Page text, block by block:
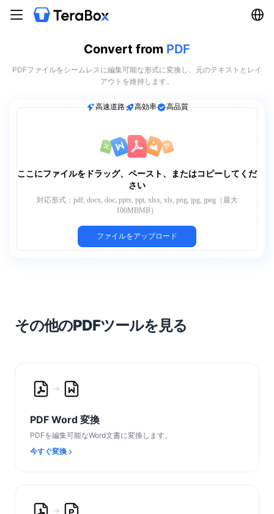
Convert from PDF
PDFファイルをシームレスに編集可能な形式に変換し、元のテキストとレイ
アウトを維持します。
高速道路 高効率 高品質
ここにファイルをドラッグ、ペースト、またはコピーしてくだ
さい
対応形式：pdf, docx, doc, pptx, ppt, xlsx, xls, png, jpg, jpeg（最大
100MBMB）
ファイルをアップロード
その他のPDFツールを見る
PDF Word 変換
PDFを編集可能なWord文書に変換します。
今すぐ変換